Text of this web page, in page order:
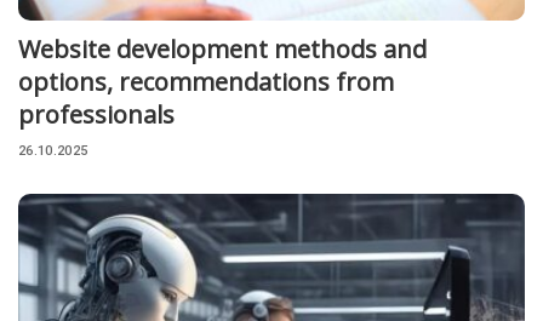
Website development methods and
options, recommendations from
professionals
26.10.2025